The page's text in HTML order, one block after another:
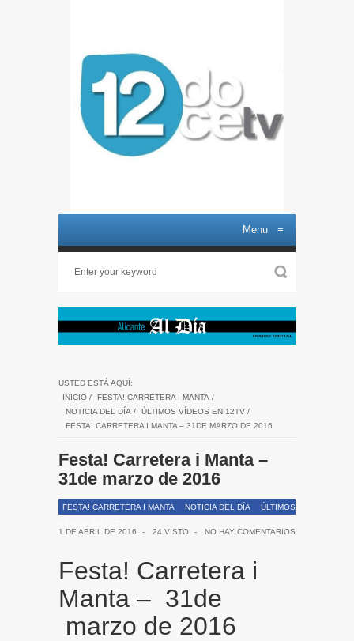
Menu ≡
USTED ESTÁ AQUÍ:
INICIO / FESTA! CARRETERA I MANTA /
NOTICIA DEL DÍA / ÚLTIMOS VÍDEOS EN 12TV /
FESTA! CARRETERA I MANTA – 31DE MARZO DE 2016
Festa! Carretera i Manta –
31de marzo de 2016
FESTA! CARRETERA I MANTA NOTICIA DEL DÍA
ÚLTIMOS
1 DE ABRIL DE 2016
- 24 VISTO - NO HAY COMENTARIOS
Festa! Carretera i
Manta – 31de
marzo de 2016